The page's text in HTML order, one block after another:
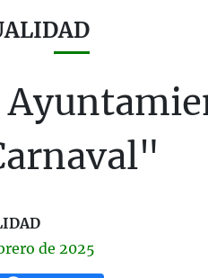
de 2025